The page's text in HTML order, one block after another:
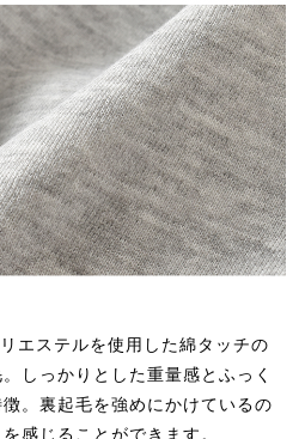
エステルを使用した綿タッチの
しっかりとした重量感とふっく
。裏起毛を強めにかけているの
感じることができます。